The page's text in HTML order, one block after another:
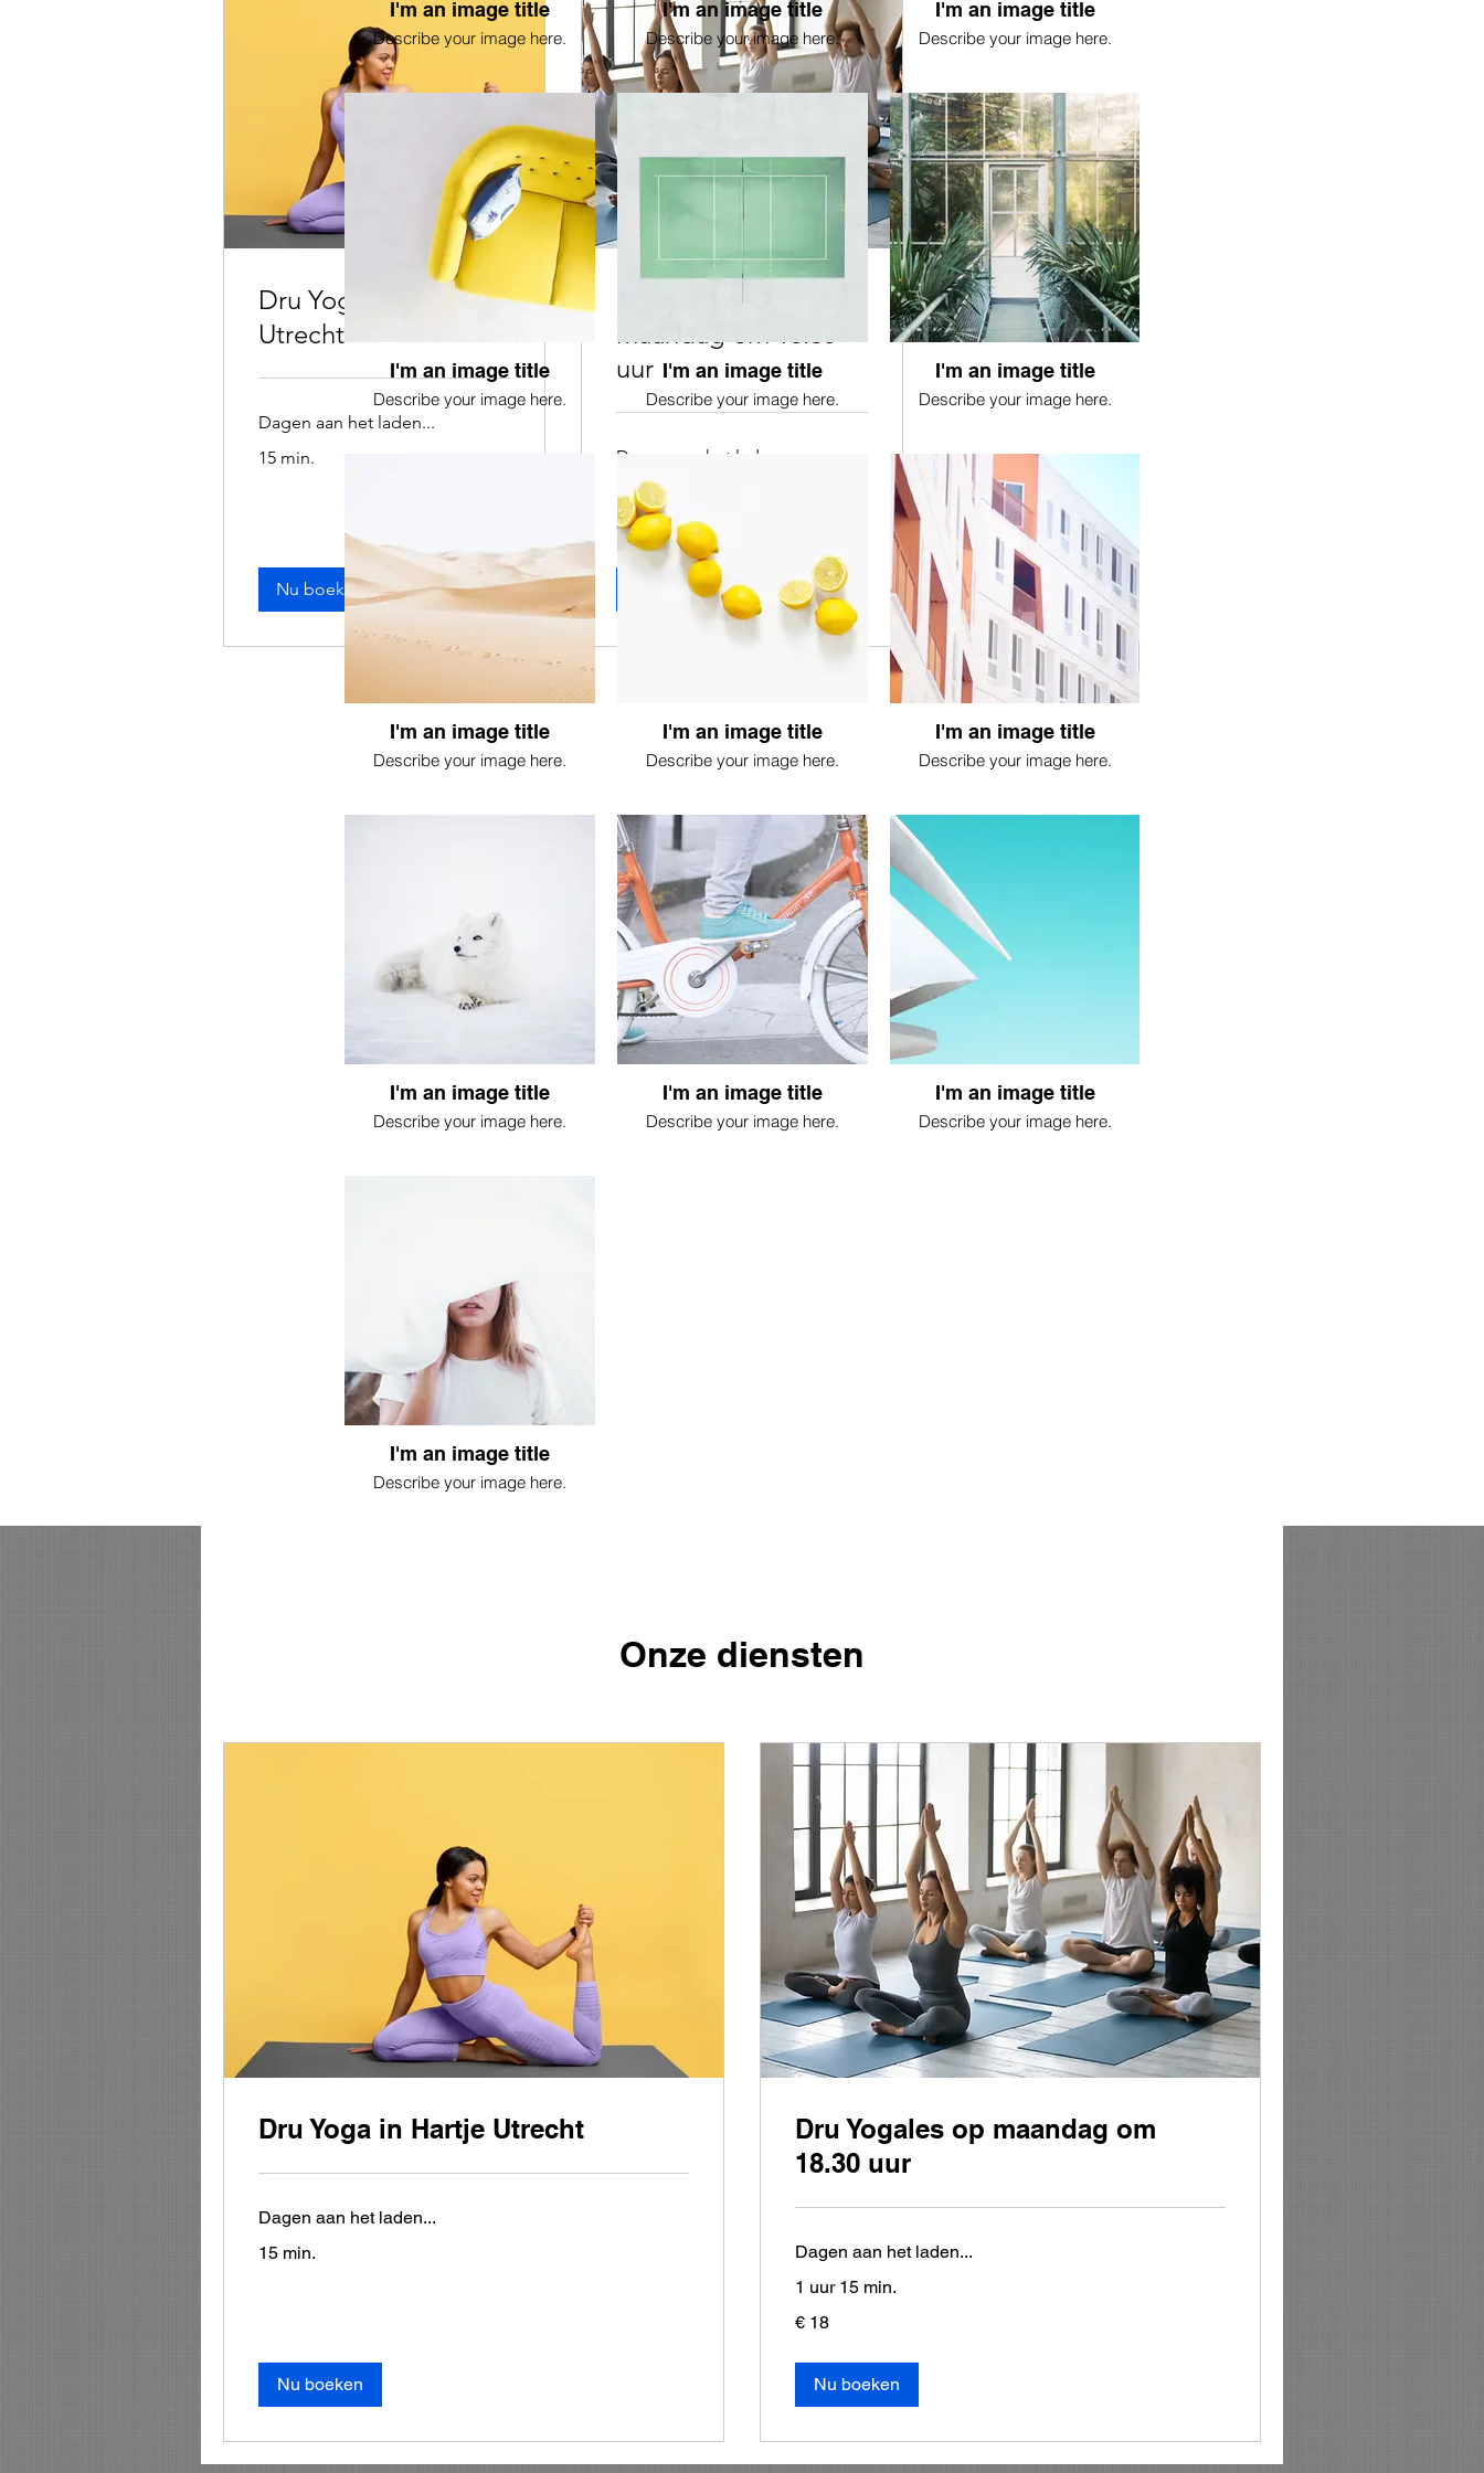
Dru Yoga in Hartje
Utrecht
Dagen aan het laden...
15 min.
Nu boeken
Dru Yogales op
maandag om 18.30
uur
Dagen aan het laden...
1 uur 15 min.
18
euro
€ 18
Nu boeken
I'm an image title
Describe your image here.
I'm an image title
Describe your image here.
I'm an image title
Describe your image here.
I'm an image title
Describe your image here.
I'm an image title
Describe your image here.
I'm an image title
Describe your image here.
I'm an image title
Describe your image here.
I'm an image title
Describe your image here.
I'm an image title
Describe your image here.
I'm an image title
Describe your image here.
I'm an image title
Describe your image here.
I'm an image title
Describe your image here.
I'm an image title
Describe your image here.
Onze diensten
Dru Yoga in Hartje Utrecht
Dagen aan het laden...
15 min.
Nu boeken
Dru Yogales op maandag om
18.30 uur
Dagen aan het laden...
1 uur 15 min.
euro
€ 18
Nu boeken